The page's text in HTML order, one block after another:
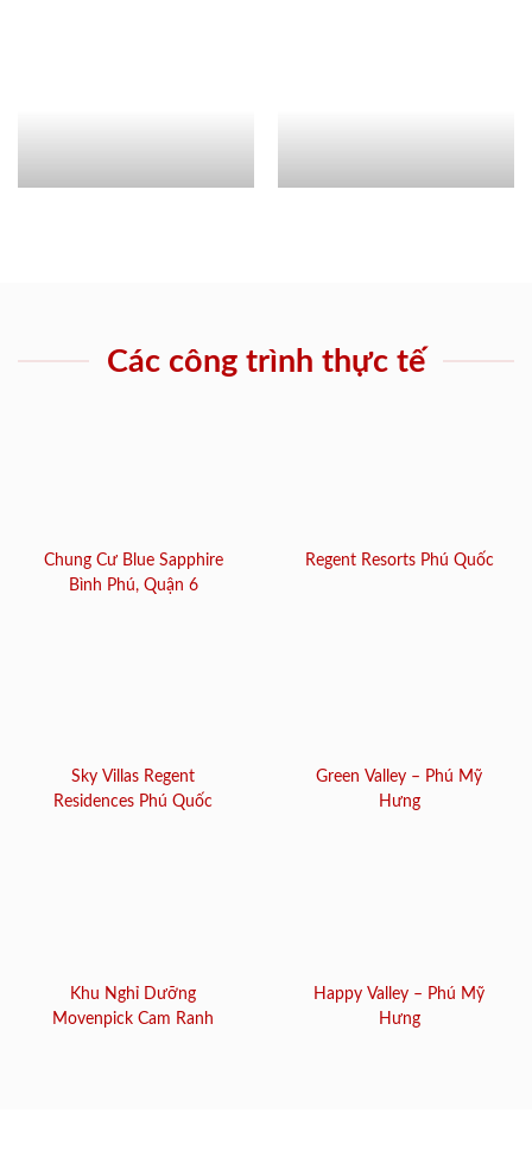
Các công trình thực tế
Chung Cư Blue Sapphire
Bình Phú, Quận 6
Regent Resorts Phú Quốc
Sky Villas Regent
Residences Phú Quốc
Green Valley – Phú Mỹ
Hưng
Khu Nghỉ Dưỡng
Movenpick Cam Ranh
Happy Valley – Phú Mỹ
Hưng